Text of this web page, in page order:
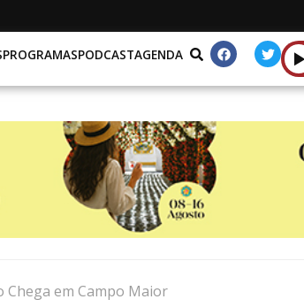
PROGRAMASPODCASTAGENDA
Chega em Campo Maior